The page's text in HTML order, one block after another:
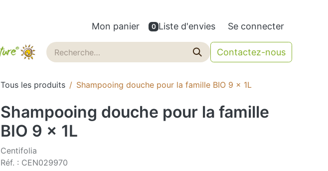
Mon panier 0 Liste d'envies Se connecter
Contactez-nous
Tous les produits Shampooing douche pour la famille BIO 9 x 1L
Shampooing douche pour la famille
BIO 9 x 1L
Centifolia
Réf. : CEN029970